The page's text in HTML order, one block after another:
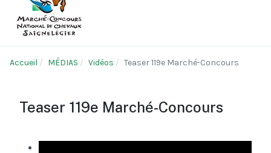
Accueil MÉDIAS Vidéos Teaser 119e Marché-Concours
Teaser 119e Marché-Concours